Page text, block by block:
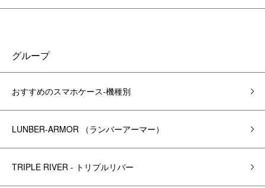
グループ
おすすめのスマホケース-機種別
LUNBER-ARMOR （ランバーアーマー）
TRIPLE RIVER - トリプルリバー